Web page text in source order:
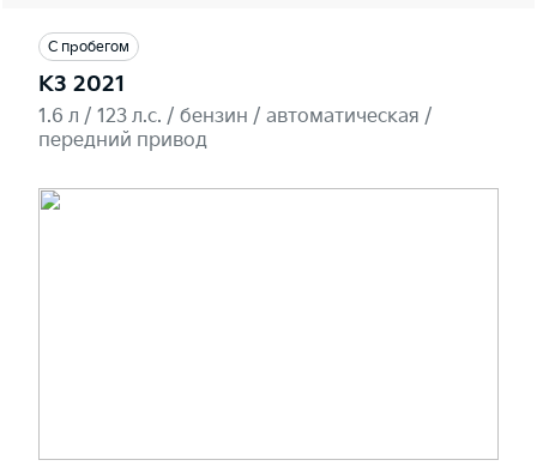
С пробегом
K3 2021
1.6 л / 123 л.c. / бензин / автоматическая /
передний привод